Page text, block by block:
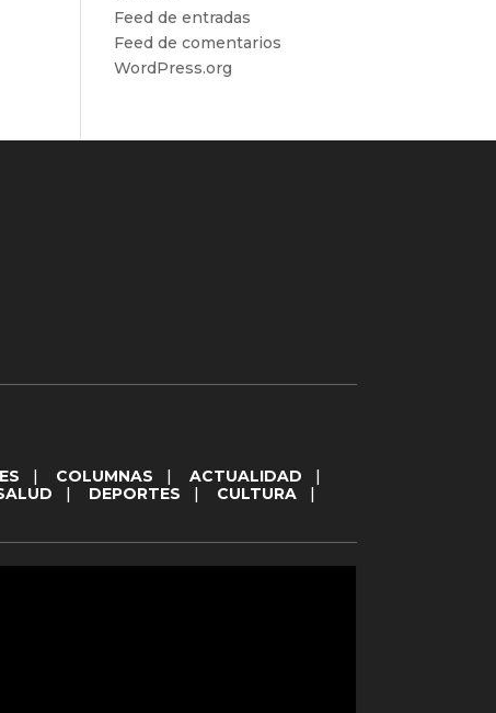
Feed de entradas
Feed de comentarios
WordPress.org
COLUMNAS ACTUALIDAD
DEPORTES CULTURA|